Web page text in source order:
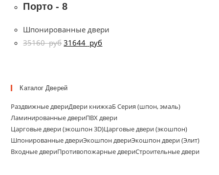
Порто - 8
Шпонированные двери
35160руб 31644 руб
Каталог Дверей
Раздвижные двериДвери книжкаБ Серия (шпон, эмаль)
Ламинированные двериПВХ двери
Царговые двери (экошпон 3D)Царговые двери (экошпон)
Шпонированные двериЭкошпон двериЭкошпон двери (Элит)
Входные двериПротивопожарные двериСтроительные двери